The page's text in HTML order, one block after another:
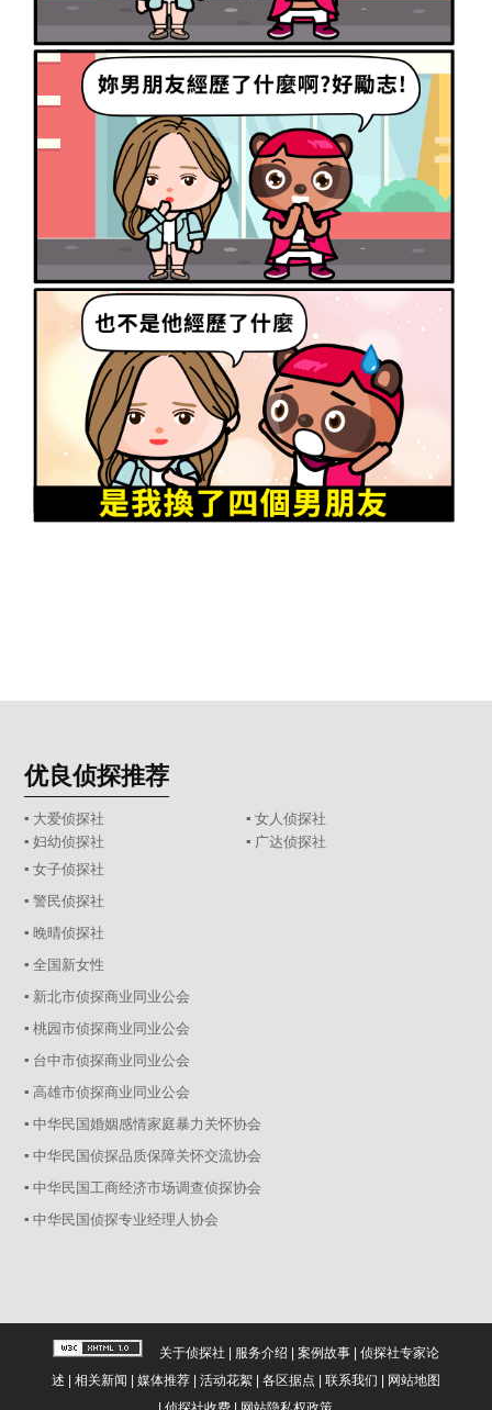
优良侦探推荐
▪ 大爱侦探社
▪ 女人侦探社
▪ 妇幼侦探社
▪ 广达侦探社
▪ 女子侦探社
▪ 警民侦探社
▪ 晚晴侦探社
▪ 全国新女性
▪ 新北市侦探商业同业公会
▪ 桃园市侦探商业同业公会
▪ 台中市侦探商业同业公会
▪ 高雄市侦探商业同业公会
▪ 中华民国婚姻感情家庭暴力关怀协会
▪ 中华民国侦探品质保障关怀交流协会
▪ 中华民国工商经济市场调查侦探协会
▪ 中华民国侦探专业经理人协会
关于侦探社 | 服务介绍 | 案例故事| 侦探社专家论
述 | 相关新闻 | 媒体推荐| 活动花絮| 各区据点 | 联系我们 | 网站地图